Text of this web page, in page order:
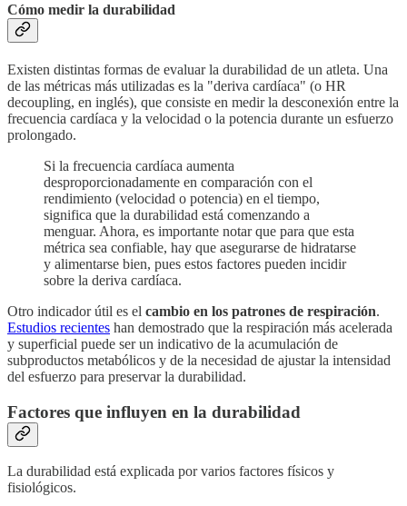
Cómo medir la durabilidad
Existen distintas formas de evaluar la durabilidad de un atleta. Una
de las métricas más utilizadas es la "deriva cardíaca" (o HR
decoupling, en inglés), que consiste en medir la desconexión entre la
frecuencia cardíaca y la velocidad o la potencia durante un esfuerzo
prolongado.
Si la frecuencia cardíaca aumenta
desproporcionadamente en comparación con el
rendimiento (velocidad o potencia) en el tiempo,
significa que la durabilidad está comenzando a
menguar. Ahora, es importante notar que para que esta
métrica sea confiable, hay que asegurarse de hidratarse
y alimentarse bien, pues estos factores pueden incidir
sobre la deriva cardíaca.
Otro indicador útil es el cambio en los patrones de respiración.
Estudios recientes han demostrado que la respiración más acelerada
y superficial puede ser un indicativo de la acumulación de
subproductos metabólicos y de la necesidad de ajustar la intensidad
del esfuerzo para preservar la durabilidad.
Factores que influyen en la durabilidad
La durabilidad está explicada por varios factores físicos y
fisiológicos.